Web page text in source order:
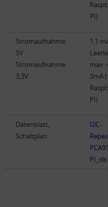
PI)
Stromaufnahme
5V
Stromaufnahme
3,3V
1,1
max.
3mA
PI)
Datenblatt,
Schaltplan
I2C-